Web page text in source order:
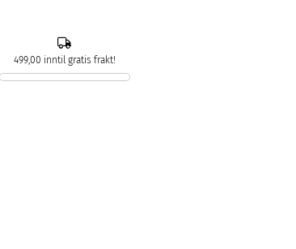
499,00 inntil gratis frakt!